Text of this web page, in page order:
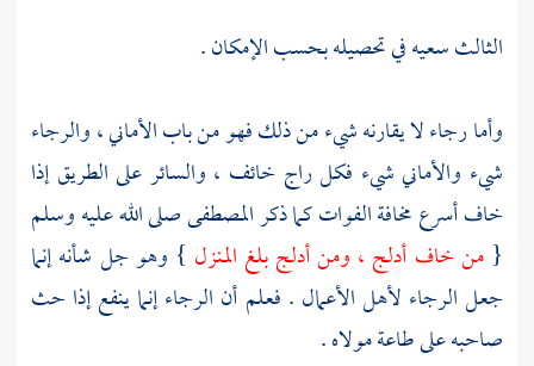
الثالث سعيه في تحصيله بحسب الإمكان .
وأما رجاء لا يقارنه شيء من ذلك فهو من باب الأماني ، والرجاء
شيء والأماني شيء فكل راج خائف ، والسائر على الطريق إذا
خاف أسرع مخافة الفوات كما ذكر المصطفى صلى الله عليه وسلم
{من خاف أدلج ، ومن أدلج بلغ المنزل } وهو جل شأنه إنما
جعل الرجاء لأهل الأعمال . فعلم أن الرجاء إنما ينفع إذا حث
صاحبه على طاعة مولاه .